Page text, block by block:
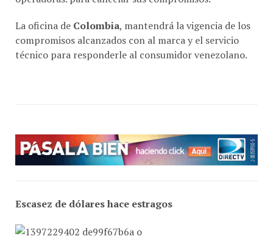
compromisos alcanzados con al marca y el servicio
técnico para responderle al consumidor venezolano.